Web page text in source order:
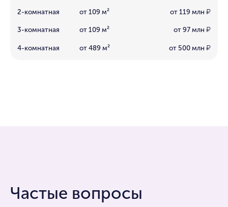
2-комнатная от 109 м² от 119 млн ₽
3-комнатная от 109 м² от 97 млн ₽
4-комнатная от 489 м² от 500 млн ₽
Частые вопросы